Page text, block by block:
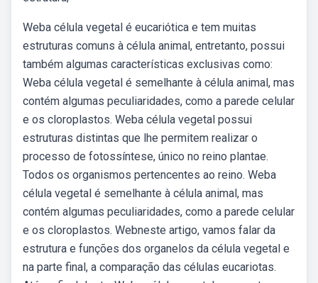
Weba célula vegetal é eucariótica e tem muitas
estruturas comuns à célula animal, entretanto, possui
também algumas características exclusivas como:
Weba célula vegetal é semelhante à célula animal, mas
contém algumas peculiaridades, como a parede celular
e os cloroplastos. Weba célula vegetal possui
estruturas distintas que lhe permitem realizar o
processo de fotossíntese, único no reino plantae.
Todos os organismos pertencentes ao reino. Weba
célula vegetal é semelhante à célula animal, mas
contém algumas peculiaridades, como a parede celular
e os cloroplastos. Webneste artigo, vamos falar da
estrutura e funções dos organelos da célula vegetal e
na parte final, a comparação das células eucariotas.